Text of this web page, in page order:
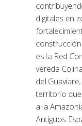
digitales en
es la Red
vereda
del
territorio
a la
Antiguos